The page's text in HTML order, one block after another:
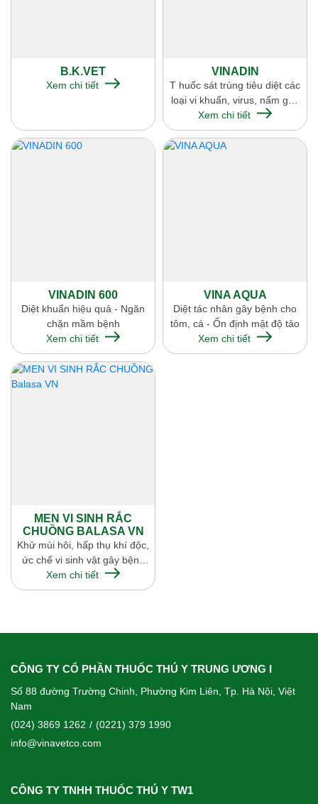
B.K.VET
Xem chi tiết
VINADIN
T huốc sát trùng tiêu diệt các
loại vi khuẩn, virus, nấm gây
bệnh
Xem chi tiết
VINADIN 600
Diệt khuẩn hiệu quả - Ngăn
chặn mầm bệnh
Xem chi tiết
VINA AQUA
Diệt tác nhân gây bệnh cho
tôm, cá - Ổn định mật độ tảo
Xem chi tiết
MEN VI SINH RẮC
CHUỒNG BALASA VN
Khử mùi hôi, hấp thụ khí độc,
ức chế vi sinh vật gây bệnh
trên vật nuôi, phân hủy nhanh
các chất hữu cơ
Xem chi tiết
CÔNG TY CỔ PHẦN THUỐC THÚ Y TRUNG ƯƠNG I
Số 88 đường Trường Chinh, Phường Kim Liên, Tp. Hà Nội, Việt
Nam
(024) 3869 1262 / (0221) 379 1990
info@vinavetco.com
CÔNG TY TNHH THUỐC THÚ Y TW1